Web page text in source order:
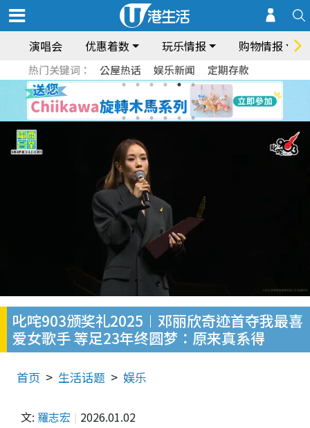
演唱会 优惠着数 玩乐情报 购物情报
热门关键词： 公屋热话 娱乐新闻 定期存款
叱咤903颁奖礼2025︱邓丽欣奇迹首夺我最喜
爱女歌手 等足23年终圆梦：原来真系得
首页 生活话题 娱乐
文: 羅志宏 2026.01.02